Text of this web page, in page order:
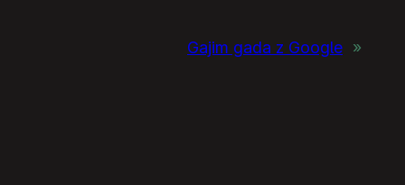
Gajim gada z Google »